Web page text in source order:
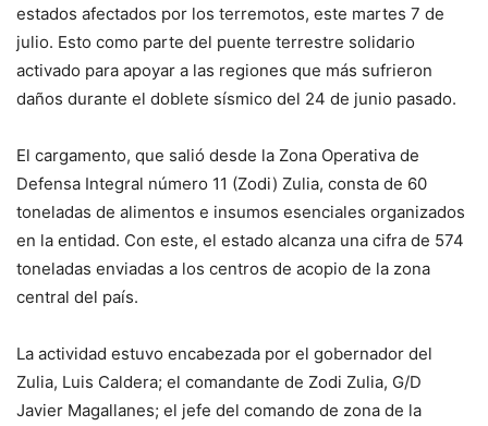
estados afectados por los terremotos, este martes 7 de
julio. Esto como parte del puente terrestre solidario
activado para apoyar a las regiones que más sufrieron
daños durante el doblete sísmico del 24 de junio pasado.
El cargamento, que salió desde la Zona Operativa de
Defensa Integral número 11 (Zodi) Zulia, consta de 60
toneladas de alimentos e insumos esenciales organizados
en la entidad. Con este, el estado alcanza una cifra de 574
toneladas enviadas a los centros de acopio de la zona
central del país.
La actividad estuvo encabezada por el gobernador del
Zulia, Luis Caldera; el comandante de Zodi Zulia, G/D
Javier Magallanes; el jefe del comando de zona de la